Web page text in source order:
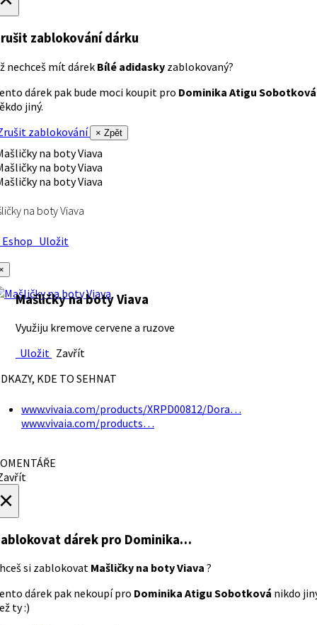
zablokování dárku
nechceš mít dárek Bílé adidasky zablokovaný?
dárek pak bude moci koupit pro Dominika Atigu Sobotková
jiný.
zablokování
× Zpět
na boty Viava
Uložit
Mašličky na boty Viava
Využiju kremove cervene a ruzove
Uložit Zavřít
KDE TO SEHNAT
www.vivaia.com/products/XRPD00812/Dora…
www.vivaia.com/products…
dárek pro Dominika…
si zablokovat Mašličky na boty Viava ?
dárek pak nekoupí pro Dominika Atigu Sobotková nikdo
ty :)